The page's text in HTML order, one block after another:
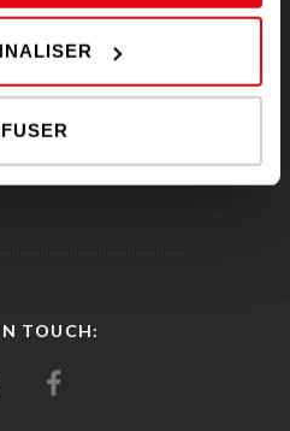
91800 BRUNOY
39 12 78
TOUCH: